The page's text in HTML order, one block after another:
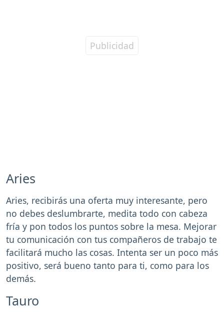
Aries
Aries, recibirás una oferta muy interesante, pero
no debes deslumbrarte, medita todo con cabeza
fría y pon todos los puntos sobre la mesa. Mejorar
tu comunicación con tus compañeros de trabajo te
facilitará mucho las cosas. Intenta ser un poco más
positivo, será bueno tanto para ti, como para los
demás.
Tauro